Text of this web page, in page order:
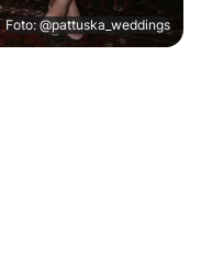
Foto: @pattuska_weddings